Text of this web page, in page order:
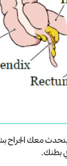
معك الجراح
بطنك.